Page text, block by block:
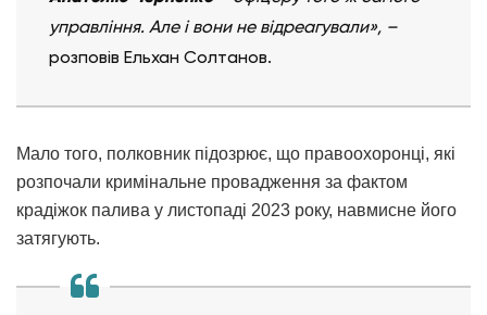
управління. Але і вони не відреагували», –
розповів Ельхан Солтанов.
Мало того, полковник підозрює, що правоохоронці, які
розпочали кримінальне провадження за фактом
крадіжок палива у листопаді 2023 року, навмисне його
затягують.